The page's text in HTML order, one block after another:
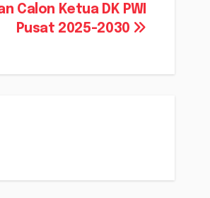
Calon Ketua DK PWI
Pusat 2025-2030